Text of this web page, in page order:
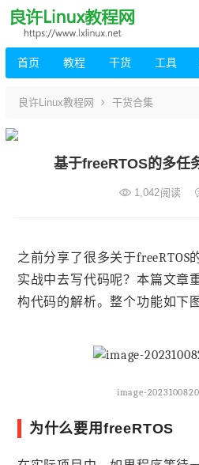
首页 教程 干货 工具
良许Linux教程网 干货合集
基于freeRTOS的多任
1,042阅读
之前分享了很多关于freeRTOS
实战中去写代码呢？本篇文章
构代码的解析。整个功能如下图
image-
为什么要用freeRTOS